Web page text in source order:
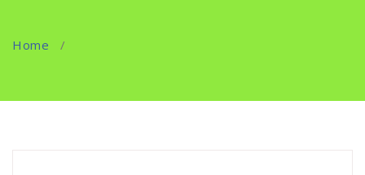
Home /